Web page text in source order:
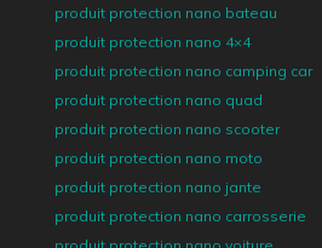
produit protection nano bateau
produit protection nano 4×4
produit protection nano camping car
produit protection nano quad
produit protection nano scooter
produit protection nano moto
produit protection nano jante
produit protection nano carrosserie